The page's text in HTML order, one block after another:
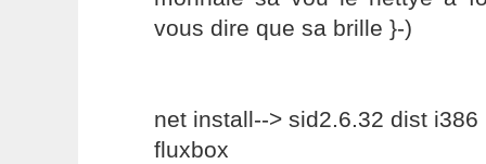
vous dire que sa brille }-)
net install--> sid2.6.32 dist i386
fluxbox